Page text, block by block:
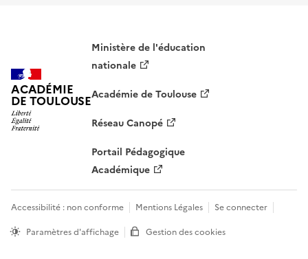
ACADÉMIE
DE TOULOUSE
Ministère de l'éducation
nationale
Académie de Toulouse
Réseau Canopé
Portail Pédagogique
Académique
Accessibilité : non conforme Mentions Légales
Se connecter
Paramètres d'affichage
Gestion des cookies